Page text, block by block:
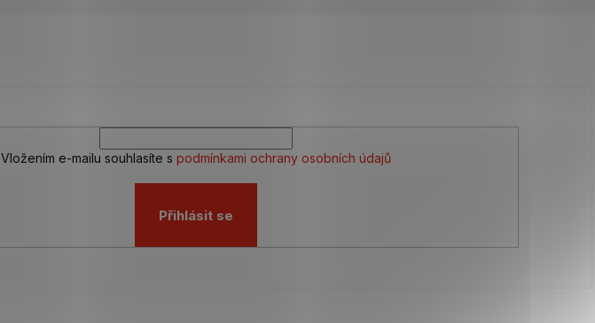
Vložením e-mailu souhlasíte s podmínkami ochrany osobních údajů
Přihlásit se